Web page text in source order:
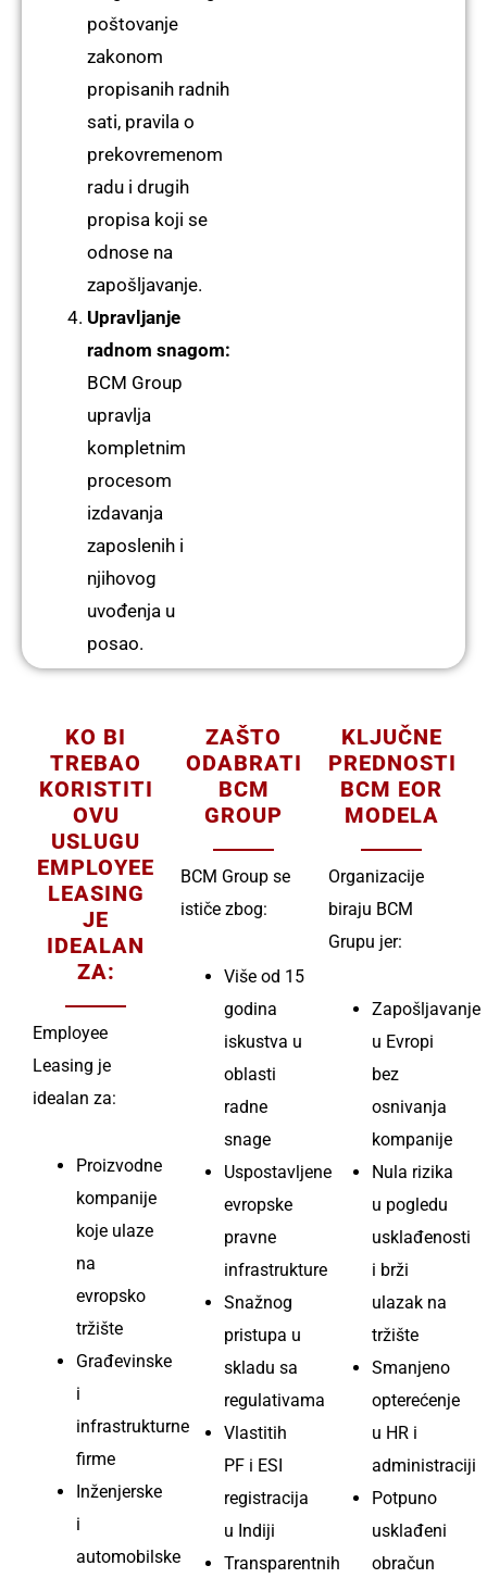
poštovanje
zakonom
propisanih radnih
sati, pravila o
prekovremenom
radu i drugih
propisa koji se
odnose na
zapošljavanje.
Upravljanje
radnom snagom:
BCM Group
upravlja
kompletnim
procesom
izdavanja
zaposlenih i
njihovog
uvođenja u
posao.
KO BI
TREBAO
KORISTITI
OVU
USLUGU
EMPLOYEE
LEASING
JE
IDEALAN
ZA:
Employee
Leasing je
idealan za:
Proizvodne
kompanije
koje ulaze
na
evropsko
tržište
Građevinske
i
infrastrukturne
firme
Inženjerske
i
automobilske
ZAŠTO
ODABRATI
BCM
GROUP
BCM Group se
ističe zbog:
Više od 15
godina
iskustva u
oblasti
radne
snage
Uspostavljene
evropske
pravne
infrastrukture
Snažnog
pristupa u
skladu sa
regulativama
Vlastitih
PF i ESI
registracija
u Indiji
Transparentnih
KLJUČNE
PREDNOSTI
BCM EOR
MODELA
Organizacije
biraju BCM
Grupu jer:
Zapošljavanje
u Evropi
bez
osnivanja
kompanije
Nula rizika
u pogledu
usklađenosti
i brži
ulazak na
tržište
Smanjeno
opterećenje
u HR i
administraciji
Potpuno
usklađeni
obračun